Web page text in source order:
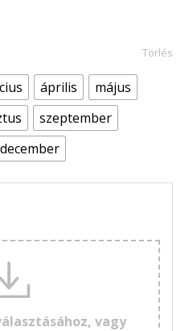
április
május
szeptember
december
Törlés
vagy